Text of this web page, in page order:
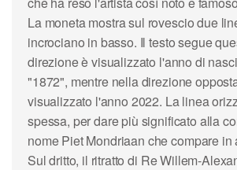
La moneta mostra sul rovescio due
incrociano in basso. Il testo segue
direzione è visualizzato l'anno di
"1872", mentre nella direzione
visualizzato l'anno 2022. La linea
spessa, per dare più significato alla
nome Piet Mondriaan che compare in
Sul dritto, il ritratto di Re Willem-